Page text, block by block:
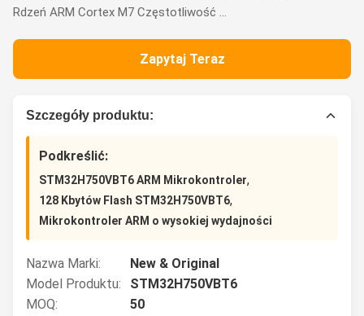
Rdzeń ARM Cortex M7 Częstotliwość ...
Zapytaj Teraz
Szczegóły produktu:
Podkreślić:
STM32H750VBT6 ARM Mikrokontroler,
128 Kbytów Flash STM32H750VBT6,
Mikrokontroler ARM o wysokiej wydajności
Nazwa Marki:
New & Original
Model Produktu:
STM32H750VBT6
MOQ:
50